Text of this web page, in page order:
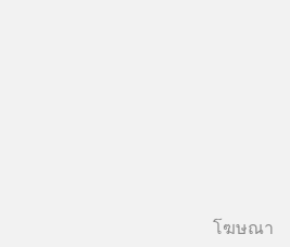
โฆษณา